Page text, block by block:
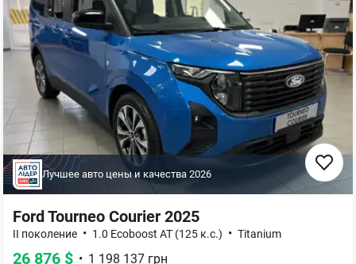
Лучшее авто цены и качества 2026
Ford Tourneo Courier 2025
II поколение • 1.0 Ecoboost AT (125 к.с.) • Titanium
26 876 $ • 1 198 137 грн